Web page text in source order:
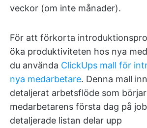
veckor (om inte månader).
För att förkorta
öka produktiviteten hos nya
du använda ClickUps mall för
nya medarbetare. Denna mall
detaljerat arbetsflöde som
medarbetarens första dag på
detaljerade listan delar upp